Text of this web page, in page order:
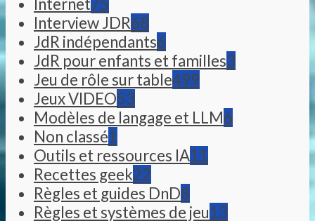
Interview JDR68
JdR indépendants6
JdR pour enfants et familles3
Jeu de rôle sur table499
Jeux VIDEO53
Modèles de langage et LLM6
Non classé1
Outils et ressources IA11
Recettes geek22
Règles et guides DnD8
Règles et systèmes de jeu13